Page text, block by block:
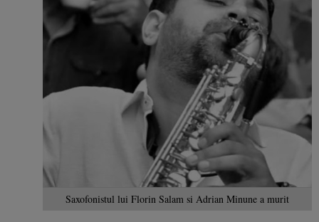
Saxofonistul lui Florin Salam si Adrian Minune a murit